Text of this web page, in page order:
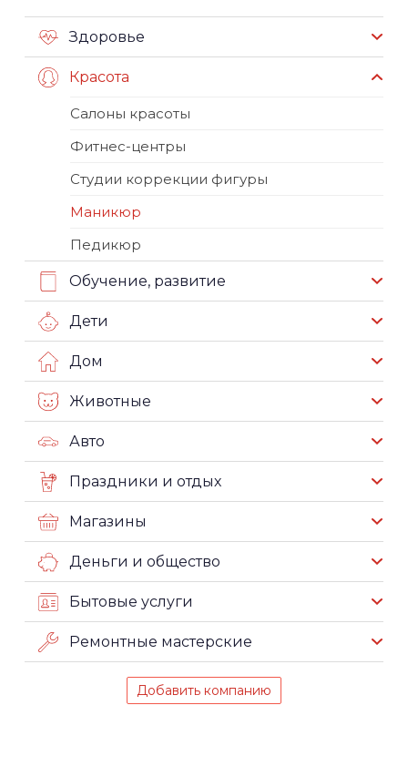
Здоровье
Красота
Салоны красоты
Фитнес-центры
Студии коррекции фигуры
Маникюр
Педикюр
Обучение, развитие
Дети
Дом
Животные
Авто
Праздники и отдых
Магазины
Деньги и общество
Бытовые услуги
Ремонтные мастерские
Добавить компанию